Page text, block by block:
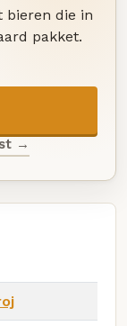
bieren die in
pakket.
→